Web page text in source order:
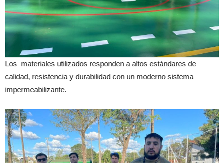
Los materiales utilizados responden a altos estándares de
calidad, resistencia y durabilidad con un moderno sistema
impermeabilizante.